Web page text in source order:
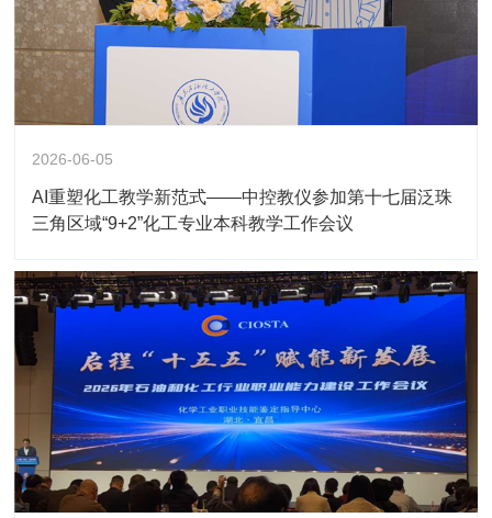
2026-06-05
AI重塑化工教学新范式——中控教仪参加第十七届泛珠
三角区域“9+2”化工专业本科教学工作会议